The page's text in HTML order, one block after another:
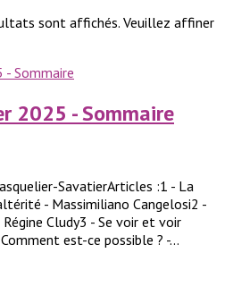
sont affichés. Veuillez affiner
2025 - Sommaire
SavatierArticles :1 - La
- Massimiliano Cangelosi2 -
Cludy3 - Se voir et voir
est-ce possible ? -...